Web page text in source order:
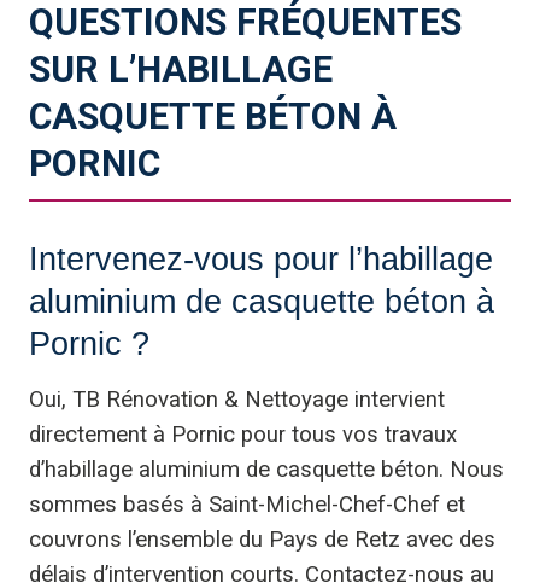
QUESTIONS FRÉQUENTES
SUR L’HABILLAGE
CASQUETTE BÉTON À
PORNIC
Intervenez-vous pour l’habillage
aluminium de casquette béton à
Pornic ?
Oui, TB Rénovation & Nettoyage intervient
directement à Pornic pour tous vos travaux
d’habillage aluminium de casquette béton. Nous
sommes basés à Saint-Michel-Chef-Chef et
couvrons l’ensemble du Pays de Retz avec des
délais d’intervention courts. Contactez-nous au